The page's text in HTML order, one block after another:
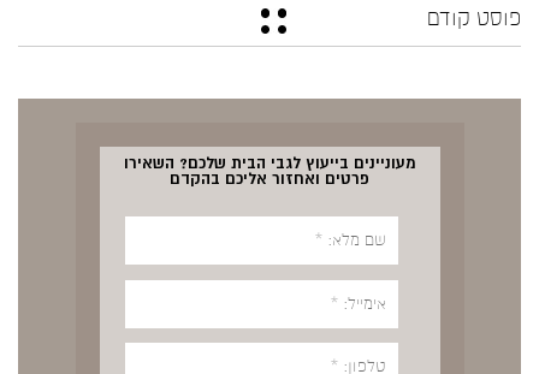
פוסט קודם
מעוניינים בייעוץ לגבי הבית שלכם? השאירו
פרטים ואחזור אליכם בהקדם